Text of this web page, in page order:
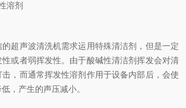
溶剂
超声波清洗机需求运用特殊清洁剂，但是一定
或者弱挥发性。由于酸碱性清洁剂挥发会对清
，而通常挥发性溶剂作用于设备内部后，会使
，产生的声压减小。